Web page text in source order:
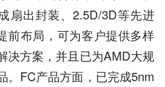
扇出封装、2.5D/3D等先进
前布局，可为客户提供多样
决方案，并且已为AMD大规
。FC产品方面，已完成5nm